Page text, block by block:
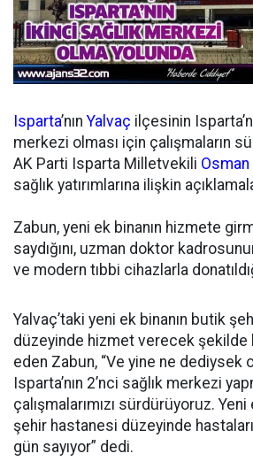
Isparta’nınYalvaç ilçesinin
merkezi olması için çalışmaların
AK Parti Isparta Milletvekili
sağlık yatırımlarına ilişkin
Zabun, yeni ek binanın hizmete
saydığını, uzman doktor
ve modern tıbbi cihazlarla
Yalvaç’taki yeni ek binanın butik
düzeyinde hizmet verecek şekilde
eden Zabun, “Ve yine ne dediysek o.
Isparta’nın 2’nci sağlık merkezi
çalışmalarımızı sürdürüyoruz.
şehir hastanesi düzeyinde
gün sayıyor” dedi.